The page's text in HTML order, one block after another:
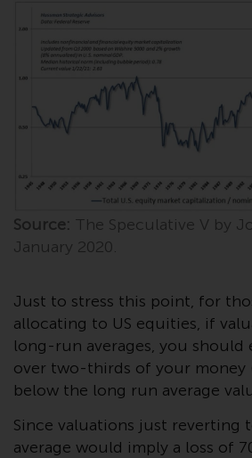
Bank AG, Seefeldstrasse
Verkaufsprospekt
gleichwertiges
Redwheel verwalteten
Gründungsdokumente,
Jahresberichte und,
verwalteten Fonds
Halbjahresberichte
Basisinformationsblatt
KID) sind kostenlos
der Schweiz
ist der Erfüllungsort
eingetragene Sitz des
Vertreters.
Sitz des Schweizer
oder am Sitz oder
Anlegers.
Source: The Speculative V by
January 2020.
Just to stress this point, for
allocating to US equities, if
long-run averages, you should
over two-thirds of your money
below the long run average
Since valuations just
average would imply a loss of